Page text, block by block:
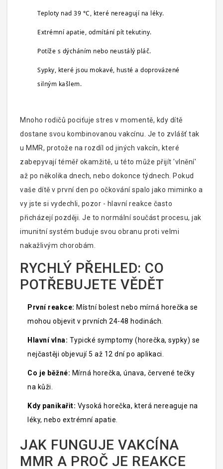
Teploty nad 39 °C, které nereagují na léky.
Extrémní apatie, odmítání pít tekutiny.
Potíže s dýcháním nebo neustálý pláč.
Sypky, které jsou mokavé, husté a doprovázené
silným kašlem.
Mnoho rodičů pociťuje stres v momentě, kdy dítě
dostane svou kombinovanou vakcínu. Je to zvlášť tak
u MMR, protože na rozdíl od jiných vakcín, které
zabеруvají téměř okamžitě, u této může přijít 'vlnění'
až po několika dnech, nebo dokonce týdnech. Pokud
vaše dítě v první den po očkování spalo jako miminko a
vy jste si vydechli, pozor - hlavní reakce často
přicházejí později. Je to normální součást procesu, jak
imunitní systém buduje svou obranu proti velmi
nakažlivým chorobám.
RYCHLÝ PŘEHLED: CO
POTŘEBUJETE VĚDĚT
První reakce: Místní bolest nebo mírná horečka se
mohou objevit v prvních 24-48 hodinách.
Hlavní vlna: Typické symptomy (horečka, sypky) se
nejčastěji objevují 5 až 12 dní po aplikaci.
Co je běžné: Mírná horečka, únava, červené tečky
na kůži.
Kdy panikařit: Vysoká horečka, která nereaguje na
léky, nebo extrémní apatie.
JAK FUNGUJE VAKCÍNA
MMR A PROČ JE REAKCE